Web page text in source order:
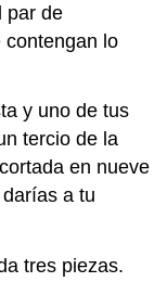
par de
contengan lo
y uno de tus
tercio de la
en nueve
a tu
tres piezas.